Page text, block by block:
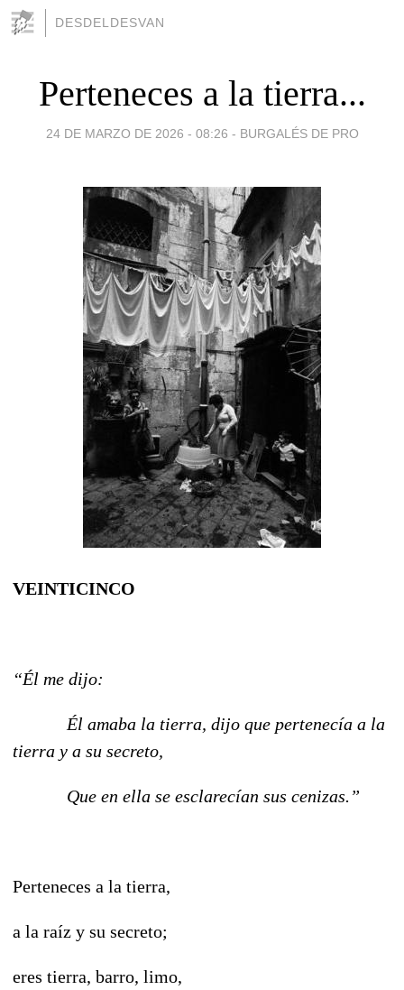
DESDELDESVAN
Perteneces a la tierra...
24 DE MARZO DE 2026 - 08:26 - BURGALÉS DE PRO
VEINTICINCO
“Él me dijo:
Él amaba la tierra, dijo que pertenecía a la
tierra y a su secreto,
Que en ella se esclarecían sus cenizas.”
Perteneces a la tierra,
a la raíz y su secreto;
eres tierra, barro, limo,